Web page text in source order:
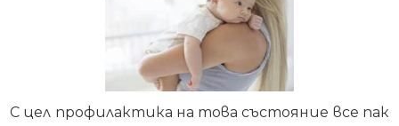
С цел профилактика на това състояние все пак